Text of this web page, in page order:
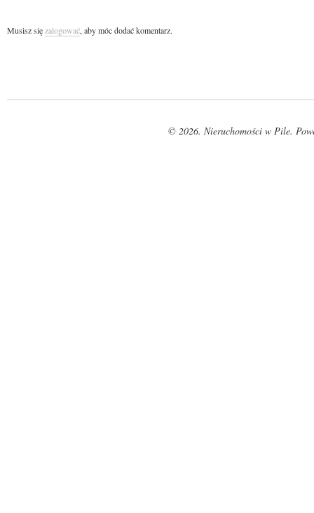
Musisz sięzalogować, aby móc dodać komentarz.
© 2026. Nieruchomości w Pile.